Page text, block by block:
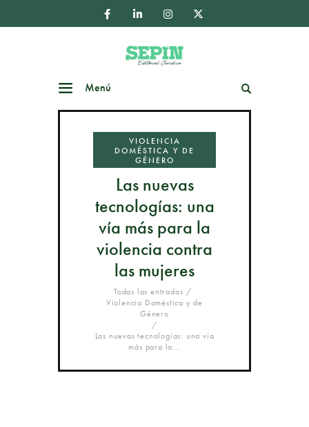
Menú
VIOLENCIA
DOMÉSTICA Y DE
GÉNERO
Las nuevas
tecnologías: una
vía más para la
violencia contra
las mujeres
Todas las entradas
Violencia Doméstica y de
Género
Las nuevas tecnologías: una vía
más para la...